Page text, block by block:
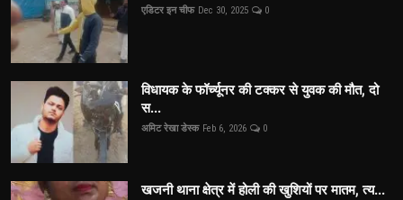
एडिटर इन चीफ Dec 30, 2025 0
विधायक के फॉर्च्यूनर की टक्कर से युवक की मौत, दो
स...
अमिट रेखा डेस्क Feb 6, 2026 0
खजनी थाना क्षेत्र में होली की खुशियों पर मातम, त्य...